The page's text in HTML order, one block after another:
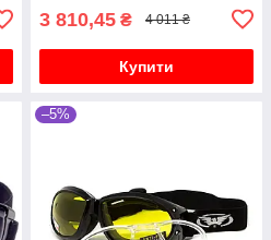
3 810,45 ₴ 4 011 ₴
Купити
–5%